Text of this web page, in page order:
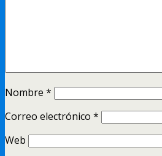
Nombre *
Correo electrónico *
Web